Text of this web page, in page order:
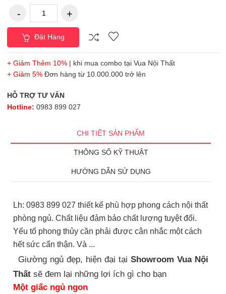
Đặt Hàng
+ Giảm Thêm 10% | khi mua combo tại Vua Nội Thất
+ Giảm 5% Đơn hàng từ 10.000.000 trở lên
HỖ TRỢ TƯ VẤN
Hotline: 0983 899 027
CHI TIẾT SẢN PHẨM
THÔNG SỐ KỸ THUẬT
HƯỚNG DẪN SỬ DỤNG
Lh: 0983 899 027 thiết kế phù hợp phong cách nội thất
phòng ngủ. Chất liệu đảm bảo chất lượng tuyệt đối.
Yếu tố phong thủy cần phải được cân nhắc một cách
hết sức cẩn thận. Và ...
Giường ngủ đẹp, hiện đại tại Showroom Vua Nội
Thất sẽ đem lại những lợi ích gì cho bạn
Một giấc ngủ ngon